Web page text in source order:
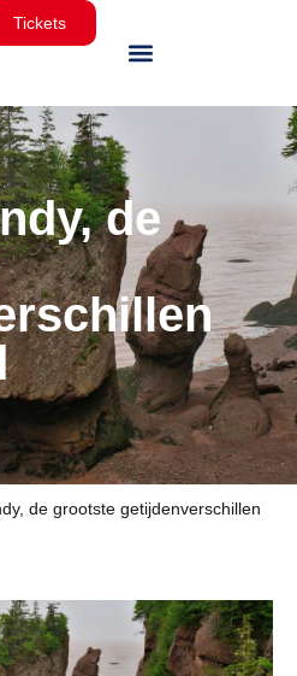
Tickets
de
de grootste getijdenverschillen